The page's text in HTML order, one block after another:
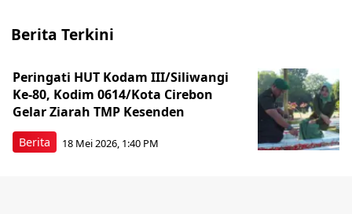
Berita Terkini
Berita
Peringati HUT Kodam III/Siliwangi
Ke-80, Kodim 0614/Kota Cirebon
Gelar Ziarah TMP Kesenden
18 Mei 2026, 1:40 PM